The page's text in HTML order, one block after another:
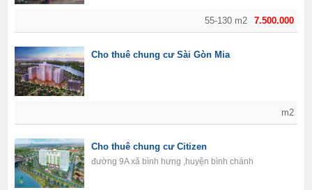
7.500.000
55-130 m2
m2
Cho thuê chung cư Sài Gòn Mia
Cho thuê chung cư Citizen
đường 9A xã bình hưng ,huyện bình chánh